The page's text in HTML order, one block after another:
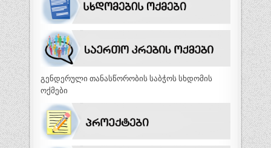
გენდერული თანასწორობის საბჭოს სხდომის
ოქმები